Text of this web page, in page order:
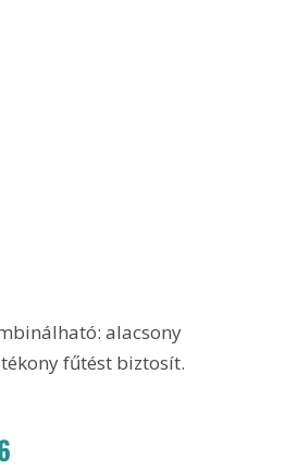
alacsony
fűtést biztosít.